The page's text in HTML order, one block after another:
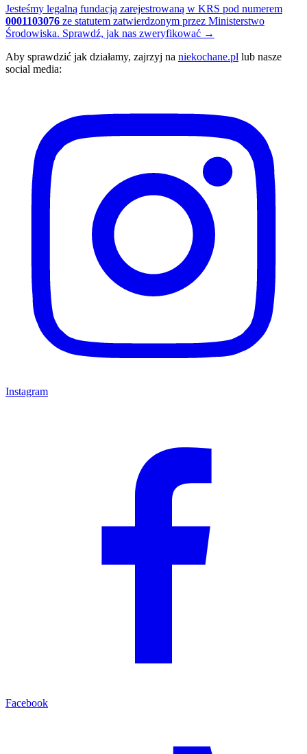
Jesteśmy legalną fundacją zarejestrowaną w KRS pod numerem
0001103076 ze statutem zatwierdzonym przez Ministerstwo
Środowiska. Sprawdź, jak nas zweryfikować →
Aby sprawdzić jak działamy, zajrzyj na niekochane.pl lub nasze
social media:
Instagram
Facebook